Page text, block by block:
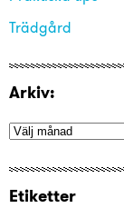
Trädgård
Arkiv:
Etiketter